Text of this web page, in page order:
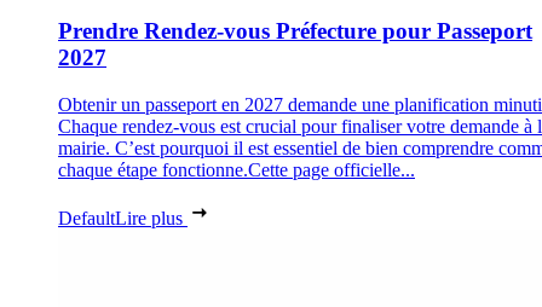
Prendre Rendez-vous Préfecture pour Passeport
2027
Obtenir un passeport en 2027 demande une planification
Chaque rendez-vous est crucial pour finaliser votre demande à
mairie. C’est pourquoi il est essentiel de bien comprendre
chaque étape fonctionne.Cette page officielle...
DefaultLire plus